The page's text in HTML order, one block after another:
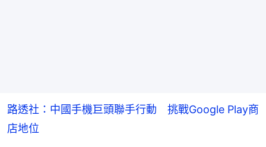
路透社：中國手機巨頭聯手行動 挑戰Google Play商
店地位